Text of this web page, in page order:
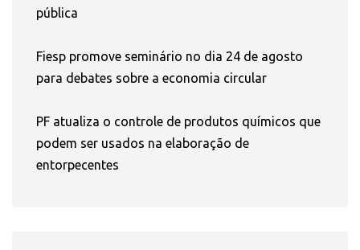
pública
Fiesp promove seminário no dia 24 de agosto
para debates sobre a economia circular
PF atualiza o controle de produtos químicos que
podem ser usados na elaboração de
entorpecentes